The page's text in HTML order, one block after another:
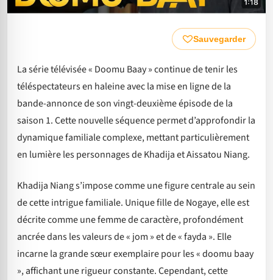
Sauvegarder
La série télévisée « Doomu Baay » continue de tenir les
téléspectateurs en haleine avec la mise en ligne de la
bande-annonce de son vingt-deuxième épisode de la
saison 1. Cette nouvelle séquence permet d’approfondir la
dynamique familiale complexe, mettant particulièrement
en lumière les personnages de Khadija et Aissatou Niang.
Khadija Niang s’impose comme une figure centrale au sein
de cette intrigue familiale. Unique fille de Nogaye, elle est
décrite comme une femme de caractère, profondément
ancrée dans les valeurs de « jom » et de « fayda ». Elle
incarne la grande sœur exemplaire pour les « doomu baay
», affichant une rigueur constante. Cependant, cette